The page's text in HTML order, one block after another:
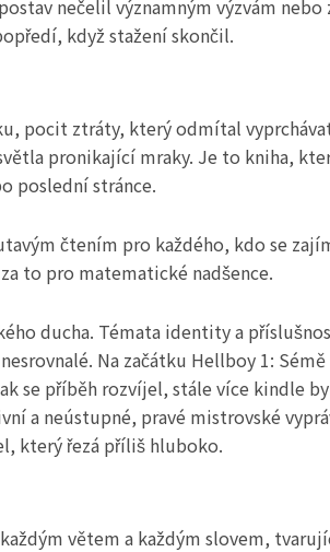
nečelil významným výzvám
když stažení skončil.
pocit ztráty, který odmítal
pronikající mraky. Je to kniha,
poslední stránce.
čtením pro každého, kdo se
to pro matematické nadšence.
ducha. Témata identity a
Na začátku Hellboy 1: Sémě
se příběh rozvíjel, stále více kindle
a neústupné, pravé mistrovské
který řezá příliš hluboko.
větem a každým slovem,